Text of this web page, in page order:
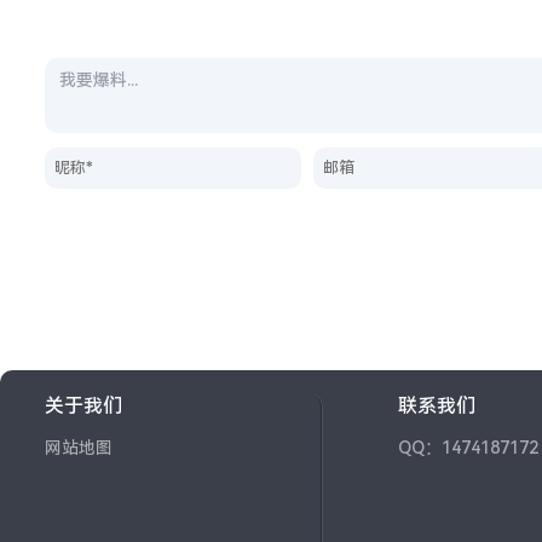
关于我们
网站地图
联系我们
QQ：1474187172